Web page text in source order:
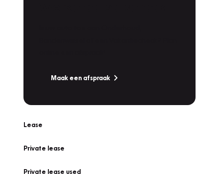
Maak een afspraak
Lease
Private lease
Private lease used